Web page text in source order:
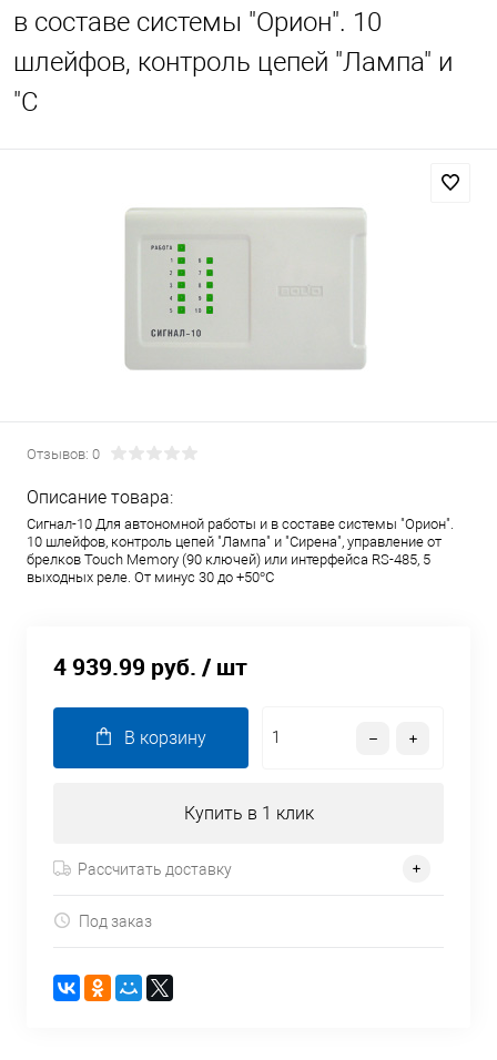
в составе системы "Орион". 10
шлейфов, контроль цепей "Лампа" и
"С
Отзывов: 0
Описание товара:
Сигнал-10 Для автономной работы и в составе системы "Орион".
10 шлейфов, контроль цепей "Лампа" и "Сирена", управление от
брелков Touch Memory (90 ключей) или интерфейса RS-485, 5
выходных реле. От минус 30 до +50°С
4 939.99 руб. / шт
В корзину
Купить в 1 клик
Рассчитать доставку
Под заказ